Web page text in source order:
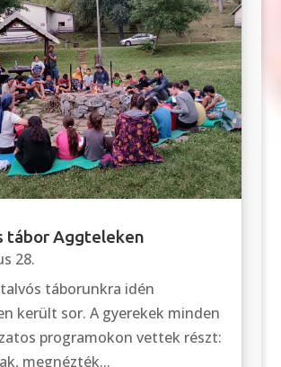
tábor Aggteleken
28.
táborunkra idén
került sor. A gyerekek minden
programokon vettek részt:
megnézték...